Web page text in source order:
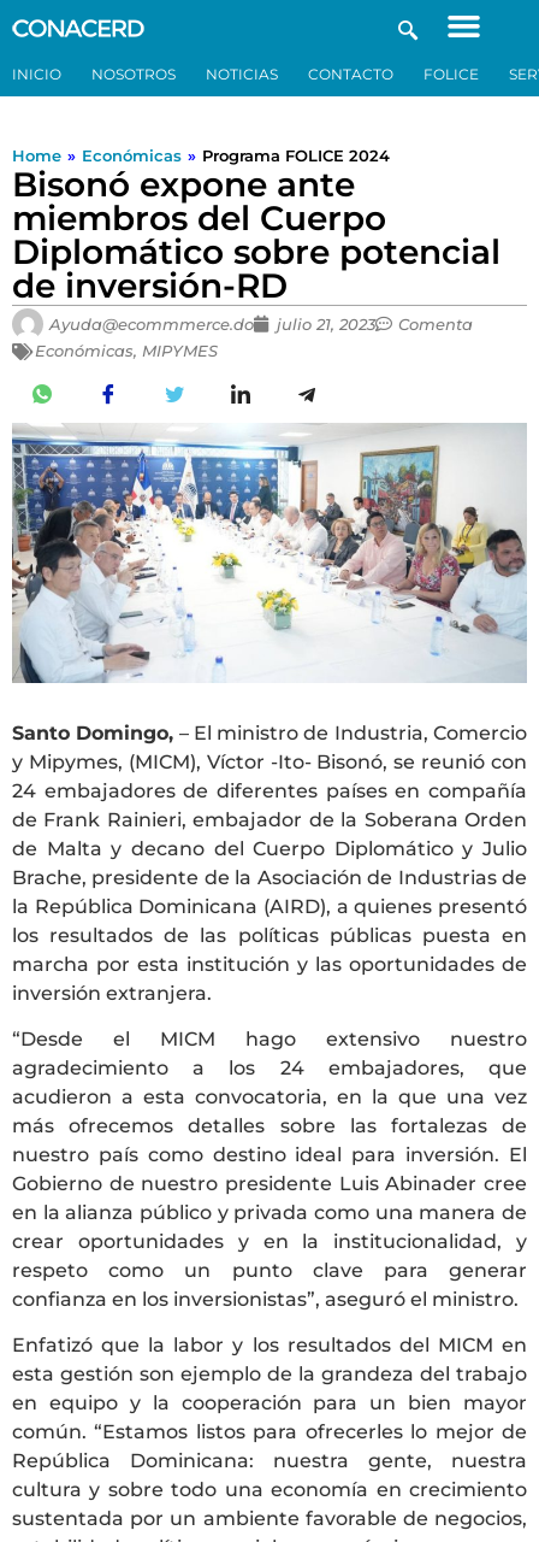
INICIO NOSOTROS NOTICIAS CONTACTO FOLICE
Home » Económicas » Programa FOLICE 2024
Bisonó expone ante
miembros del Cuerpo
Diplomático sobre potencial
de inversión-RD
Ayuda@ecommmerce.do julio 21, 2023
Comenta
Económicas, MIPYMES
Santo Domingo, – El ministro de Industria, Comercio
y Mipymes, (MICM), Víctor -Ito- Bisonó, se reunió con
24 embajadores de diferentes países en compañía
de Frank Rainieri, embajador de la Soberana Orden
de Malta y decano del Cuerpo Diplomático y Julio
Brache, presidente de la Asociación de Industrias de
la República Dominicana (AIRD), a quienes presentó
los resultados de las políticas públicas puesta en
marcha por esta institución y las oportunidades de
inversión extranjera.
“Desde el MICM hago extensivo nuestro
agradecimiento a los 24 embajadores, que
acudieron a esta convocatoria, en la que una vez
más ofrecemos detalles sobre las fortalezas de
nuestro país como destino ideal para inversión. El
Gobierno de nuestro presidente Luis Abinader cree
en la alianza público y privada como una manera de
crear oportunidades y en la institucionalidad, y
respeto como un punto clave para generar
confianza en los inversionistas”, aseguró el ministro.
Enfatizó que la labor y los resultados del MICM en
esta gestión son ejemplo de la grandeza del trabajo
en equipo y la cooperación para un bien mayor
común. “Estamos listos para ofrecerles lo mejor de
República Dominicana: nuestra gente, nuestra
cultura y sobre todo una economía en crecimiento
sustentada por un ambiente favorable de negocios,